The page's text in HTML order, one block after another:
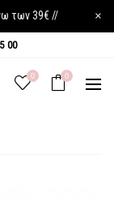
των 39€ // ×
00
0 0